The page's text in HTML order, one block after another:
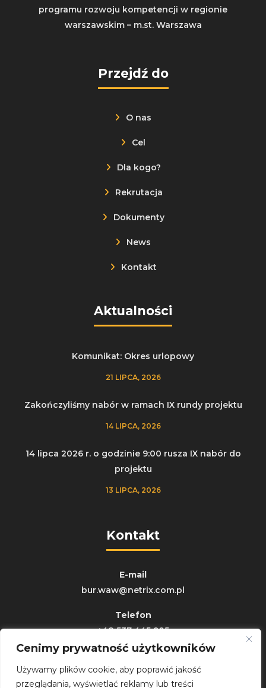
Cenimy prywatność użytkowników
Używamy plików cookie, aby poprawić jakość
przeglądania, wyświetlać reklamy lub treści
programu rozwoju kompetencji w regionie
warszawskim – m.st. Warszawa
Przejdź do
O nas
Cel
Dla kogo?
Rekrutacja
Dokumenty
News
Kontakt
Aktualności
Komunikat: Okres urlopowy
21 LIPCA, 2026
Zakończyliśmy nabór w ramach IX rundy projektu
14 LIPCA, 2026
14 lipca 2026 r. o godzinie 9:00 rusza IX nabór do
projektu
13 LIPCA, 2026
Kontakt
E-mail
bur.waw@netrix.com.pl
Telefon
+48 537 445 905
+48 725 700 251
Adres